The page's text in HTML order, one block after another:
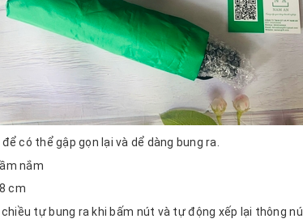
có thể gập gọn lại và dể dàng bung ra.
nắm
cm
tự bung ra khi bấm nút và tự động xếp lại thông